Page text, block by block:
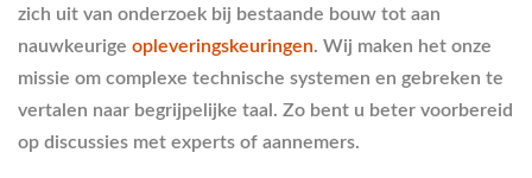
zich uit van onderzoek bij bestaande bouw tot aan
nauwkeurige opleveringskeuringen. Wij maken het onze
missie om complexe technische systemen en gebreken te
vertalen naar begrijpelijke taal. Zo bent u beter voorbereid
op discussies met experts of aannemers.